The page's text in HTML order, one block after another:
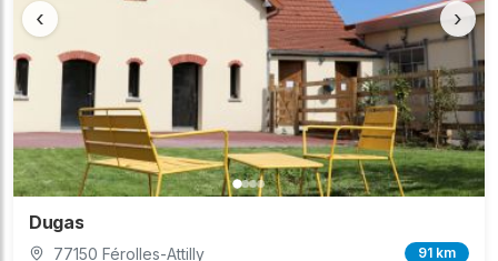
‹ ›
Dugas
77150 Férolles-Attilly 91 km